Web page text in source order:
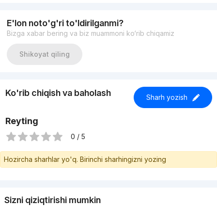
E'lon noto'g'ri to'ldirilganmi?
Bizga xabar bering va biz muammoni ko‘rib chiqamiz
Shikoyat qiling
Ko'rib chiqish va baholash Sharh yozish
Reyting
0 / 5
Hozircha sharhlar yo'q. Birinchi sharhingizni yozing
Sizni qiziqtirishi mumkin